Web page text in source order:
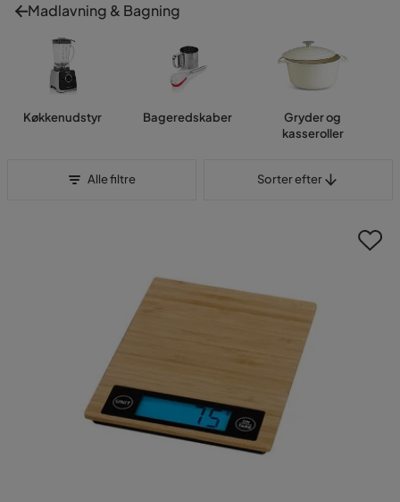
Madlavning & Bagning
Køkkenudstyr Bageredskaber
Gryder og
kasseroller
Alle filtre Sorter efter